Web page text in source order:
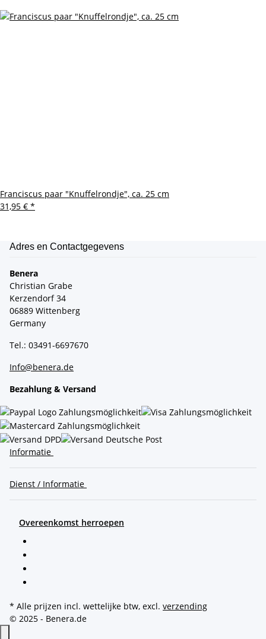
Franciscus paar "Knuffelrondje", ca. 25 cm
31,95 € *
Adres en Contactgegevens
Benera
Christian Grabe
Kerzendorf 34
06889 Wittenberg
Germany
Tel.: 03491-6697670
Info@benera.de
Bezahlung & Versand
Informatie
Dienst / Informatie
Overeenkomst herroepen
* Alle prijzen incl. wettelijke btw, excl. verzending
© 2025 - Benera.de